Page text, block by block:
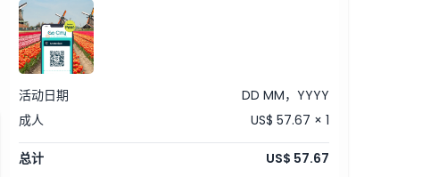
活动日期
DD MM，YYYY
成人
US$ 57.67 × 1
总计 US$ 57.67